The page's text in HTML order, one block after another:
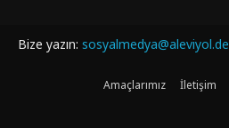
Bize yazın: sosyalmedya@aleviyol.de
Amaçlarımız İletişim